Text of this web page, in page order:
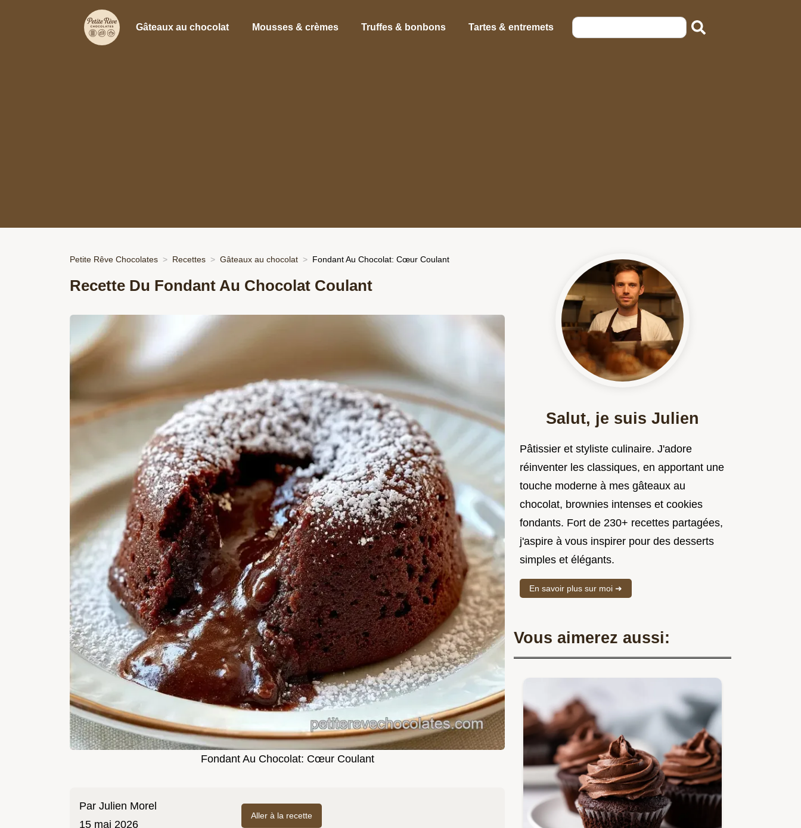
Gâteaux au chocolat Mousses & crèmes Truffes & bonbons Tartes & entremets
Petite Rêve Chocolates Recettes Gâteaux au chocolat Fondant Au Chocolat: Cœur Coulant
Recette Du Fondant Au Chocolat Coulant
Fondant Au Chocolat: Cœur Coulant
Par Julien Morel
15 mai 2026
Aller à la recette
Salut, je suis Julien
Pâtissier et styliste culinaire. J'adore
réinventer les classiques, en apportant une
touche moderne à mes gâteaux au
chocolat, brownies intenses et cookies
fondants. Fort de 230+ recettes partagées,
j'aspire à vous inspirer pour des desserts
simples et élégants.
En savoir plus sur moi ➜
Vous aimerez aussi: